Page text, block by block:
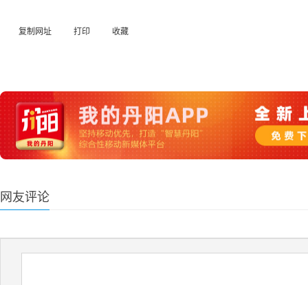
复制网址 打印 收藏
网友评论